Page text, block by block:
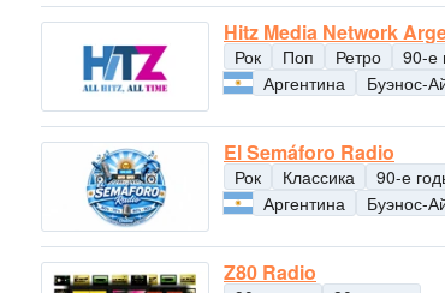
Hitz Media Network
Рок Поп Ретро 90-е
Аргентина
Буэнос-
El Semáforo Radio
Рок Классика 90-е
Аргентина
Буэнос-
Z80 Radio